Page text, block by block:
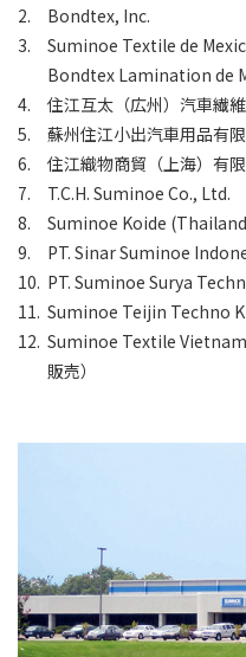
Bondtex, Inc.
Suminoe Textile de
Bondtex Lamination de
住江互太（広州）汽車繊
蘇州住江小出汽車用品有
住江織物商貿（上海）有
T.C.H. Suminoe Co., Ltd.
Suminoe Koide
PT. Sinar Suminoe
PT. Suminoe Surya
Suminoe Teijin Techno
Suminoe Textile Vietnam
販売）